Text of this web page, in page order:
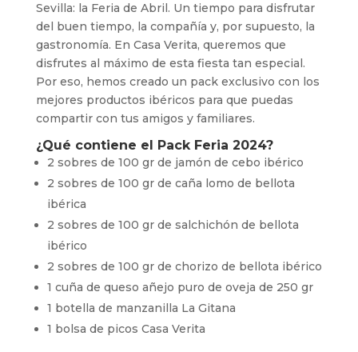
Sevilla: la Feria de Abril. Un tiempo para disfrutar
del buen tiempo, la compañía y, por supuesto, la
gastronomía. En Casa Verita, queremos que
disfrutes al máximo de esta fiesta tan especial.
Por eso, hemos creado un pack exclusivo con los
mejores productos ibéricos para que puedas
compartir con tus amigos y familiares.
¿Qué contiene el Pack Feria 2024?
2 sobres de 100 gr de jamón de cebo ibérico
2 sobres de 100 gr de caña lomo de bellota
ibérica
2 sobres de 100 gr de salchichón de bellota
ibérico
2 sobres de 100 gr de chorizo de bellota ibérico
1 cuña de queso añejo puro de oveja de 250 gr
1 botella de manzanilla La Gitana
1 bolsa de picos Casa Verita